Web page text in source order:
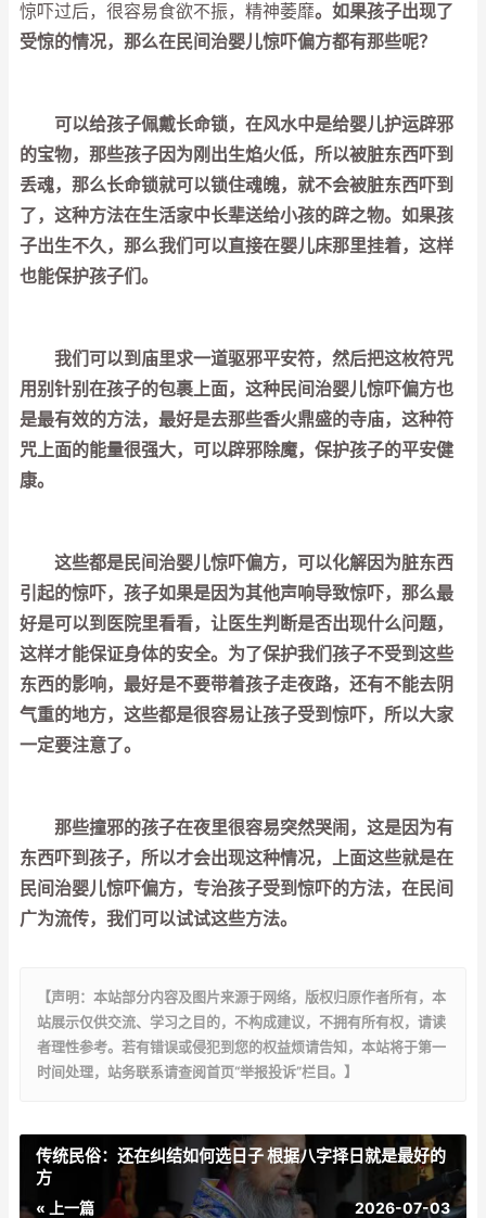
惊吓过后，很容易食欲不振，精神萎靡。如果孩子出现了
受惊的情况，那么在民间治婴儿惊吓偏方都有那些呢？
可以给孩子佩戴长命锁，在风水中是给婴儿护运辟邪
的宝物，那些孩子因为刚出生焰火低，所以被脏东西吓到
丢魂，那么长命锁就可以锁住魂魄，就不会被脏东西吓到
了，这种方法在生活家中长辈送给小孩的辟之物。如果孩
子出生不久，那么我们可以直接在婴儿床那里挂着，这样
也能保护孩子们。
我们可以到庙里求一道驱邪平安符，然后把这枚符咒
用别针别在孩子的包裹上面，这种民间治婴儿惊吓偏方也
是最有效的方法，最好是去那些香火鼎盛的寺庙，这种符
咒上面的能量很强大，可以辟邪除魔，保护孩子的平安健
康。
这些都是民间治婴儿惊吓偏方，可以化解因为脏东西
引起的惊吓，孩子如果是因为其他声响导致惊吓，那么最
好是可以到医院里看看，让医生判断是否出现什么问题，
这样才能保证身体的安全。为了保护我们孩子不受到这些
东西的影响，最好是不要带着孩子走夜路，还有不能去阴
气重的地方，这些都是很容易让孩子受到惊吓，所以大家
一定要注意了。
那些撞邪的孩子在夜里很容易突然哭闹，这是因为有
东西吓到孩子，所以才会出现这种情况，上面这些就是在
民间治婴儿惊吓偏方，专治孩子受到惊吓的方法，在民间
广为流传，我们可以试试这些方法。
【声明：本站部分内容及图片来源于网络，版权归原作者所有，本
站展示仅供交流、学习之目的，不构成建议，不拥有所有权，请读
者理性参考。若有错误或侵犯到您的权益烦请告知，本站将于第一
时间处理，站务联系请查阅首页“举报投诉”栏目。】
传统民俗：还在纠结如何选日子 根据八字择日就是最好的
方
« 上一篇 2026-07-03